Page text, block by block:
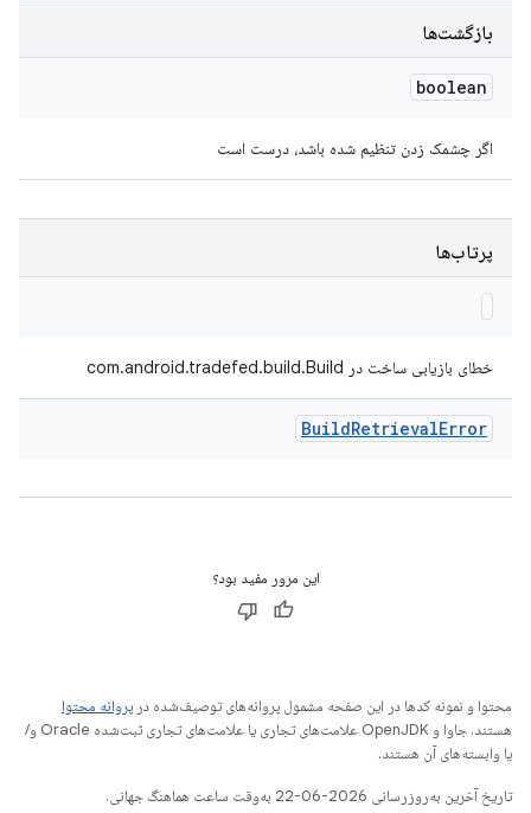
بازگشت‌ها
boolean
اگر چشمک زدن تنظیم شده باشد، درست است
پرتاب‌ها
خطای بازیابی ساخت در com.android.tradefed.build.Build
BuildRetrievalError
این مرور مفید بود؟
محتوا و نمونه کدها در این صفحه مشمول پروانه‌های توصیف‌شده در پروانه محتوا
هستند. جاوا و OpenJDK علامت‌های تجاری یا علامت‌های تجاری ثبت‌شده Oracle و/
یا وابسته‌های آن هستند.
تاریخ آخرین به‌روزرسانی 2026-06-22 به‌وقت ساعت هماهنگ جهانی.